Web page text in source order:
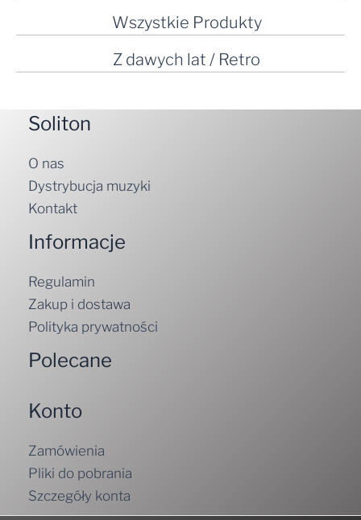
Wszystkie Produkty
Z dawych lat / Retro
Soliton
O nas
Dystrybucja muzyki
Kontakt
Informacje
Regulamin
Zakup i dostawa
Polityka prywatności
Polecane
Konto
Zamówienia
Pliki do pobrania
Szczegóły konta